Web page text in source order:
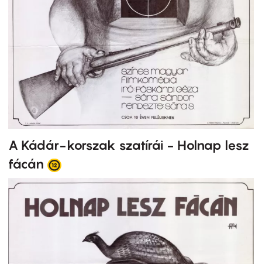
A Kádár-korszak szatírái - Holnap lesz
fácán